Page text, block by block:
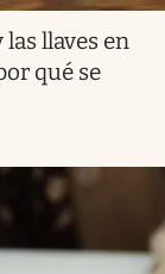
llaves en
qué se